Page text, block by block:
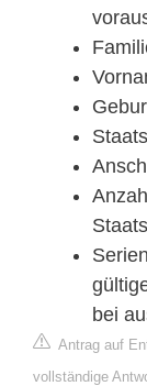
bei
Antrag auf
vollständige